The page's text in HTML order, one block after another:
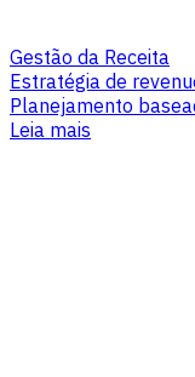
Gestão da Receita
Estratégia de
Planejamento
Leia mais